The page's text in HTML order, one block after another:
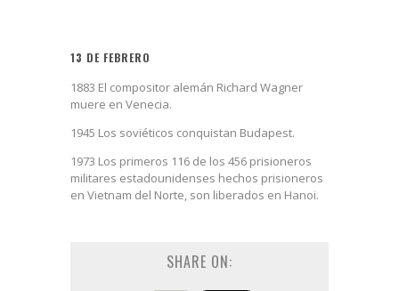
13 DE FEBRERO
1883 El compositor alemán Richard Wagner
muere en Venecia.
1945 Los soviéticos conquistan Budapest.
1973 Los primeros 116 de los 456 prisioneros
militares estadounidenses hechos prisioneros
en Vietnam del Norte, son liberados en Hanoi.
SHARE ON: